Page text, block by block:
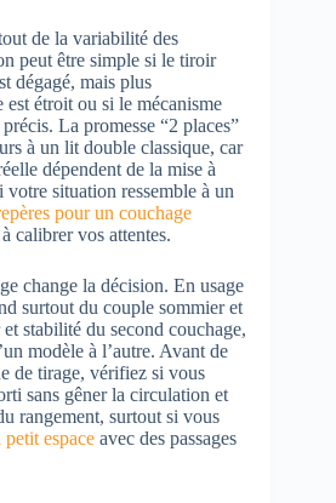
de la variabilité des
peut être simple si le tiroir
dégagé, mais plus
est étroit ou si le mécanisme
La promesse “2 places”
à un lit double classique, car
dépendent de la mise à
votre situation ressemble à un
pour un couchage
calibrer vos attentes.
change la décision. En usage
surtout du couple sommier et
stabilité du second couchage,
modèle à l’autre. Avant de
de tirage, vérifiez si vous
sans gêner la circulation et
rangement, surtout si vous
petit espace avec des passages